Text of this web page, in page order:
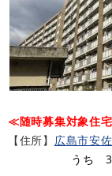
≪随時募集対象住
【住所】 広島市安
うち 35～